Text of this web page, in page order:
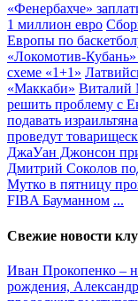
«Фенербахче»
1 миллион евро
Европы по
«Локомотив-
схеме «1+1»
«Маккаби» Виталий
решить проблему с
подавать
проведут
ДжаУан Джонсон
Дмитрий Соколов
Мутко в пятницу
FIBA Бауманном ...
Свежие новости
Иван Прокопенко –
рождения,